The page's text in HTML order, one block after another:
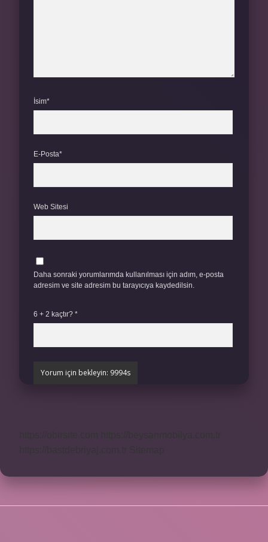
İsim*
E-Posta*
Web Sitesi
Daha sonraki yorumlarımda kullanılması için adım, e-posta
adresim ve site adresim bu tarayıcıya kaydedilsin.
6 + 2 kaçtır? *